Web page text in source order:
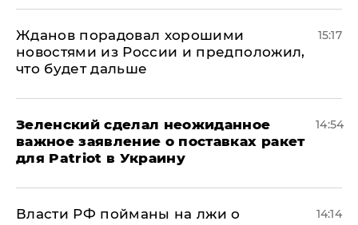
Жданов порадовал хорошими
новостями из России и предположил,
что будет дальше
15:17
Зеленский сделал неожиданное
важное заявление о поставках ракет
для Patriot в Украину
14:54
Власти РФ пойманы на лжи о
14:14